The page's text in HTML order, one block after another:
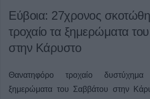
Εύβοια: 27χρονος
τροχαίο τα ξημερώματα
στην Κάρυστο
Θανατηφόρο τροχαίο
ξημερώματα του Σαββάτου στην